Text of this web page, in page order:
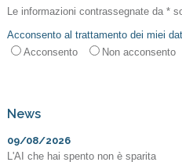
Le informazioni contrassegnate da *
Acconsento al trattamento dei miei
Acconsento
Non acconsento
News
09/08/2026
L'AI che hai spento non è sparita